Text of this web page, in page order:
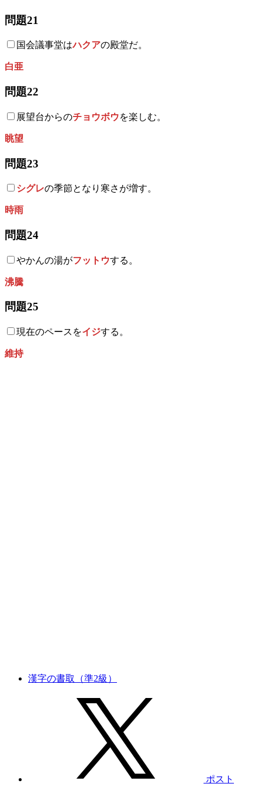
問題21
国会議事堂はハクアの殿堂だ。
白亜
問題22
展望台からのチョウボウを楽しむ。
眺望
問題23
シグレの季節となり寒さが増す。
時雨
問題24
やかんの湯がフットウする。
沸騰
問題25
現在のペースをイジする。
維持
漢字の書取（準2級）
ポスト